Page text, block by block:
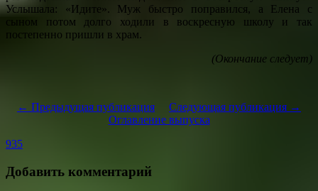
Услышала: «Идите». Муж быстро поправился, а Елена с
сыном потом долго ходили в воскресную школу и так
постепенно пришли в храм.
(Окончание следует)
← Предыдущая публикация
Следующая публикация →
Оглавление выпуска
935
Добавить комментарий